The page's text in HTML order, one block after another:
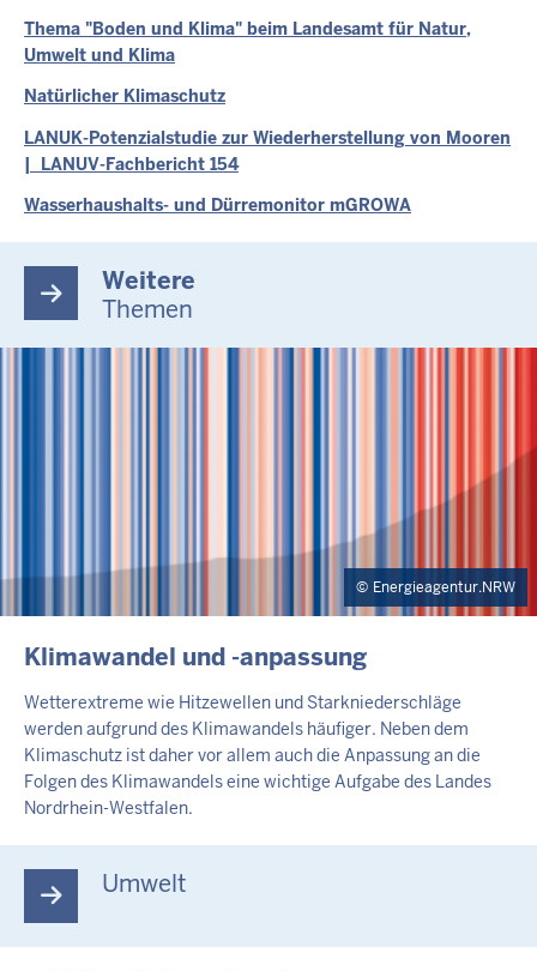
Thema "Boden und Klima" beim Landesamt für Natur,
Umwelt und Klima
Natürlicher Klimaschutz
LANUK-Potenzialstudie zur Wiederherstellung von Mooren
| LANUV-Fachbericht 154
Wasserhaushalts- und Dürremonitor mGROWA
Weitere
Themen
Energieagentur.NRW
INHALTSSEITE
Klimawandel und -anpassung
Wetterextreme wie Hitzewellen und Starkniederschläge
werden aufgrund des Klimawandels häufiger. Neben dem
Klimaschutz ist daher vor allem auch die Anpassung an die
Folgen des Klimawandels eine wichtige Aufgabe des Landes
Nordrhein-Westfalen.
Umwelt